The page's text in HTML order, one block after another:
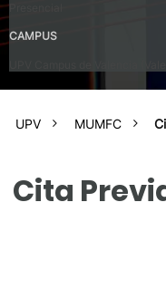
CAMPUS
UPV MUMFC
Cita